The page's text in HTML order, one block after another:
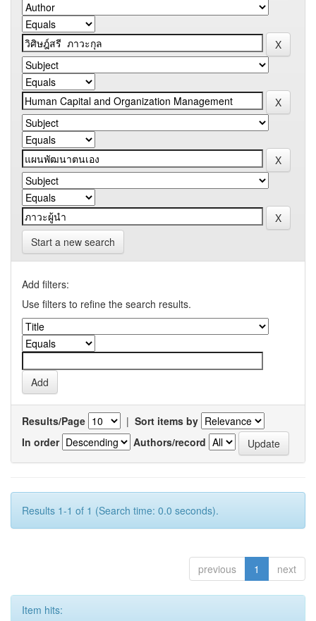
Start a new search
Add filters:
Use filters to refine the search results.
Results/Page | Sort items by
In order
Authors/record
Results 1-1 of 1 (Search time: 0.0 seconds).
previous 1 next
Item hits: